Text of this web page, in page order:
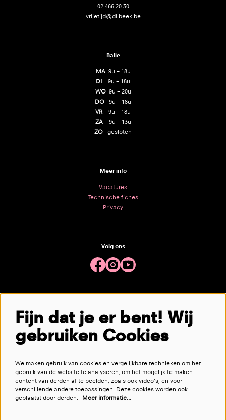
02 466 20 30
vrijetijd@dilbeek.be
Balie
MA 9u – 18u
DI 9u – 18u
WO9u – 20u
DO 9u – 18u
VR 9u – 18u
ZA
9u – 13u
ZO gesloten
Meer info
Vacatures
Technische fiches
Privacy
Volg ons
Meld je aan voor de nieuwsbrief
aanmelden
Deze site wordt beschermd door reCAPTCHA, dataverwerking gebeurt in overeenstemming met de
Cloud Data Processing
Addendumvan Google.
Fijn dat je er bent! Wij
gebruiken Cookies
We maken gebruik van cookies en vergelijkbare technieken om het
gebruik van de website te analyseren, om het mogelijk te maken
content van derden af te beelden, zoals ook video’s, en voor
verschillende andere toepassingen. Deze cookies worden ook
geplaatst door derden." Meer informatie…